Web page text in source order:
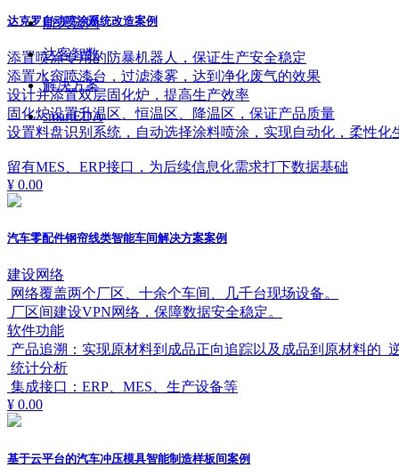
达克罗自动喷涂系统改造案例
添置喷涂专用的防暴机器人，保证生产安全稳定
添置水帘喷漆台，过滤漆雾，达到净化废气的效果
设计并添置双层固化炉，提高生产效率
固化炉设置升温区、恒温区、降温区，保证产品质量
设置料盘识别系统，自动选择涂料喷涂，实现自动化，柔性化
留有MES、ERP接口，为后续信息化需求打下数据基础
¥ 0.00
汽车零配件钢帘线类智能车间解决方案案例
建设网络
网络覆盖两个厂区、十余个车间、几千台现场设备。
厂区间建设VPN网络，保障数据安全稳定。
软件功能
产品追溯：实现原材料到成品正向追踪以及成品到原材料的
统计分析
集成接口：ERP、MES、生产设备等
¥ 0.00
基于云平台的汽车冲压模具智能制造样板间案例
航天云网
达客智数
解决方案
smartEDA